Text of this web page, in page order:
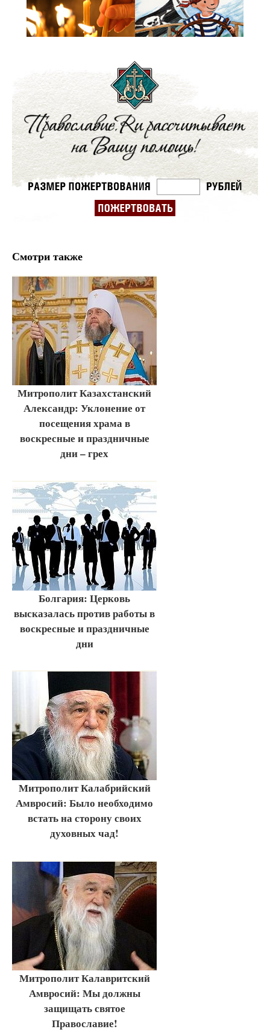
Смотри также
Митрополит Казахстанский
Александр: Уклонение от
посещения храма в
воскресные и праздничные
дни – грех
Болгария: Церковь
высказалась против работы в
воскресные и праздничные
дни
Митрополит Калабрийский
Амвросий: Было необходимо
встать на сторону своих
духовных чад!
Митрополит Калавритский
Амвросий: Мы должны
защищать святое
Православие!